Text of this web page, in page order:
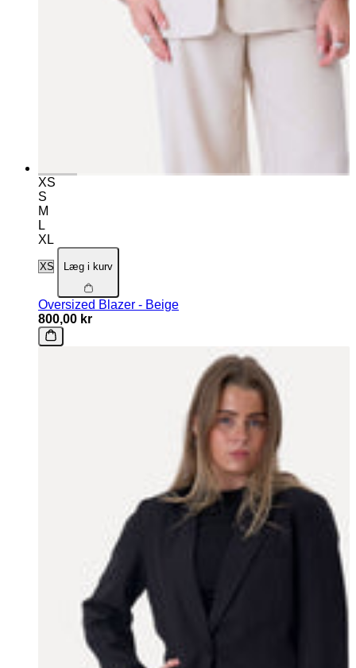
XS
S
M
L
XL
Læg i kurv
Oversized Blazer - Beige
800,00 kr